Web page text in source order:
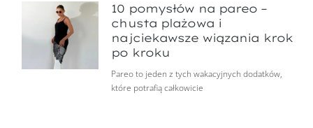
10 pomysłów na pareo –
chusta plażowa i
najciekawsze wiązania krok
po kroku
Pareo to jeden z tych wakacyjnych dodatków,
które potrafią całkowicie